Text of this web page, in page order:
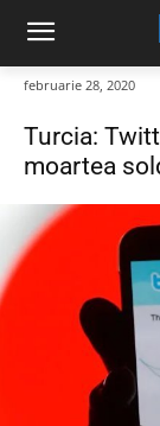
februarie 28, 2020
Turcia:
moartea